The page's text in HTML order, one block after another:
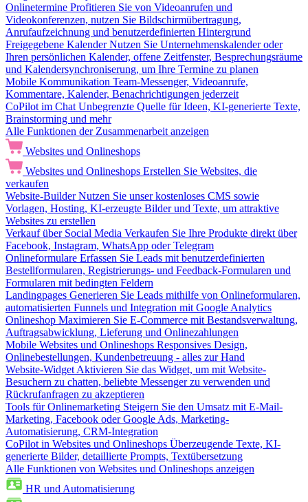
Onlinetermine Profitieren Sie von Videoanrufen und
Videokonferenzen, nutzen Sie Bildschirmübertragung,
Anrufaufzeichnung und benutzerdefinierten Hintergrund
Freigegebene Kalender Nutzen Sie Unternehmenskalender oder
Ihren persönlichen Kalender, offene Zeitfenster, Besprechungsräume
und Kalendersynchroniserung, um Ihre Termine zu planen
Mobile Kommunikation Team-Messenger, Videoanrufe,
Kommentare, Kalender, Benachrichtigungen jederzeit
CoPilot im Chat Unbegrenzte Quelle für Ideen, KI-generierte Texte,
Brainstorming und mehr
Alle Funktionen der Zusammenarbeit anzeigen
Websites und Onlineshops
Websites und Onlineshops Erstellen Sie Websites, die
verkaufen
Website-Builder Nutzen Sie unser kostenloses CMS sowie
Vorlagen, Hosting, KI-erzeugte Bilder und Texte, um attraktive
Websites zu erstellen
Verkauf über Social Media Verkaufen Sie Ihre Produkte direkt über
Facebook, Instagram, WhatsApp oder Telegram
Onlineformulare Erfassen Sie Leads mit benutzerdefinierten
Bestellformularen, Registrierungs- und Feedback-Formularen und
Formularen mit bedingten Feldern
Landingpages Generieren Sie Leads mithilfe von Onlineformularen,
automatisierten Funnels und Integration mit Google Analytics
Onlineshop Maximieren Sie E-Commerce mit Bestandsverwaltung,
Auftragsabwicklung, Lieferung und Onlinezahlungen
Mobile Websites und Onlineshops Responsives Design,
Onlinebestellungen, Kundenbetreuung - alles zur Hand
Website-Widget Aktivieren Sie das Widget, um mit Website-
Besuchern zu chatten, beliebte Messenger zu verwenden und
Rückrufanfragen zu akzeptieren
Tools für Onlinemarketing Steigern Sie den Umsatz mit E-Mail-
Marketing, Facebook oder Google Ads, Marketing-
Automatisierung, CRM-Integration
CoPilot in Websites und Onlineshops Überzeugende Texte, KI-
generierte Bilder, detaillierte Prompts, Textübersetzung
Alle Funktionen von Websites und Onlineshops anzeigen
HR und Automatisierung